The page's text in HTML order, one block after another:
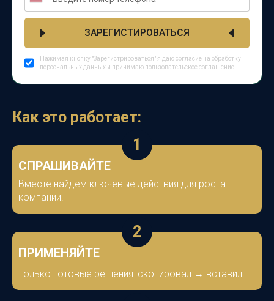
ЗАРЕГИСТИРОВАТЬСЯ
Нажимая кнопку "Зарегистрироваться" я даю согласие на обработку
персональных данных и принимаю пользовательское соглашение
Как это работает:
СПРАШИВАЙТЕ
Вместе найдем ключевые действия для роста
компании.
1
ПРИМЕНЯЙТЕ
Только готовые решения: скопировал → вставил.
2